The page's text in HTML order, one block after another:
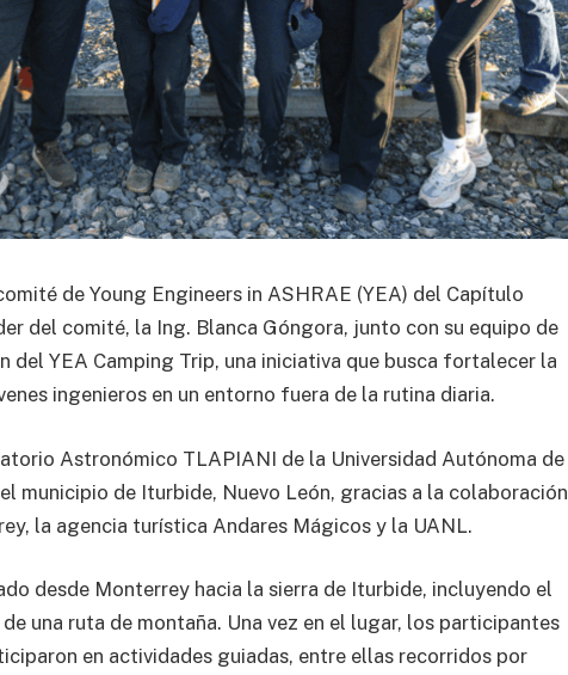
de Young Engineers in ASHRAE (YEA) del Capítulo
del comité, la Ing. Blanca Góngora, junto con su equipo de
del YEA Camping Trip, una iniciativa que busca fortalecer la
ingenieros en un entorno fuera de la rutina diaria.
Astronómico TLAPIANI de la Universidad Autónoma de
municipio de Iturbide, Nuevo León, gracias a la colaboración
la agencia turística Andares Mágicos y la UANL.
desde Monterrey hacia la sierra de Iturbide, incluyendo el
una ruta de montaña. Una vez en el lugar, los participantes
en actividades guiadas, entre ellas recorridos por